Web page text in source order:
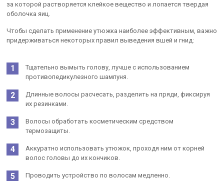
за которой растворяется клейкое вещество и лопается твердая
оболочка яиц.
Чтобы сделать применение утюжка наиболее эффективным, важно
придерживаться некоторых правил выведения вшей и гнид:
Тщательно вымыть голову, лучше с использованием
противопедикулезного шампуня.
Длинные волосы расчесать, разделить на пряди, фиксируя
их резинками.
Волосы обработать косметическим средством
термозащиты.
Аккуратно использовать утюжок, проходя ним от корней
волос головы до их кончиков.
Проводить устройство по волосам медленно.